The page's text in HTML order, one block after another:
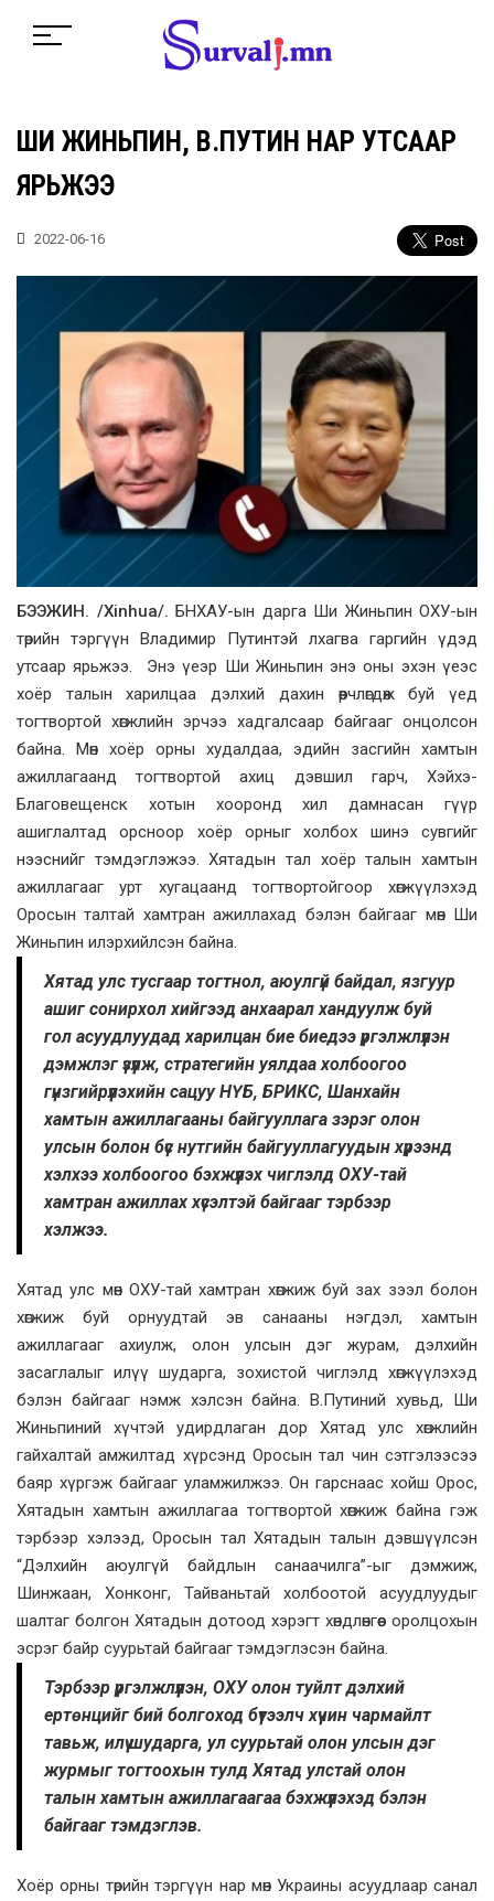
ШИ ЖИНЬПИН, В.ПУТИН НАР УТСААР
ЯРЬЖЭЭ
2022-06-16
БЭЭЖИН. /Xinhua/. БНХАУ-ын дарга Ши Жиньпин ОХУ-ын
төрийн тэргүүн Владимир Путинтэй лхагва гаргийн үдэд
утсаар ярьжээ. Энэ үеэр Ши Жиньпин энэ оны эхэн үеэс
хоёр талын харилцаа дэлхий дахин өөрчлөгдөж буй үед
тогтвортой хөгжлийн эрчээ хадгалсаар байгааг онцолсон
байна. Мөн хоёр орны худалдаа, эдийн засгийн хамтын
ажиллагаанд тогтвортой ахиц дэвшил гарч, Хэйхэ-
Благовещенск хотын хооронд хил дамнасан гүүр
ашиглалтад орсноор хоёр орныг холбох шинэ сувгийг
нээснийг тэмдэглэжээ. Хятадын тал хоёр талын хамтын
ажиллагааг урт хугацаанд тогтвортойгоор хөгжүүлэхэд
Оросын талтай хамтран ажиллахад бэлэн байгааг мөн Ши
Жиньпин илэрхийлсэн байна.
Хятад улс тусгаар тогтнол, аюулгүй байдал, язгуур
ашиг сонирхол хийгээд анхаарал хандуулж буй
гол асуудлуудад харилцан бие биедээ үргэлжлүүлэн
дэмжлэг үзүүлж, стратегийн уялдаа холбоогоо
гүнзгийрүүлэхийн сацуу НҮБ, БРИКС, Шанхайн
хамтын ажиллагааны байгууллага зэрэг олон
улсын болон бүс нутгийн байгууллагуудын хүрээнд
хэлхээ холбоогоо бэхжүүлэх чиглэлд ОХУ-тай
хамтран ажиллах хүсэлтэй байгааг тэрбээр
хэлжээ.
Хятад улс мөн ОХУ-тай хамтран хөгжиж буй зах зээл болон
хөгжиж буй орнуудтай эв санааны нэгдэл, хамтын
ажиллагааг ахиулж, олон улсын дэг журам, дэлхийн
засаглалыг илүү шударга, зохистой чиглэлд хөгжүүлэхэд
бэлэн байгааг нэмж хэлсэн байна. В.Путиний хувьд, Ши
Жиньпиний хүчтэй удирдлаган дор Хятад улс хөгжлийн
гайхалтай амжилтад хүрсэнд Оросын тал чин сэтгэлээсээ
баяр хүргэж байгааг уламжилжээ. Он гарснаас хойш Орос,
Хятадын хамтын ажиллагаа тогтвортой хөгжиж байна гэж
тэрбээр хэлээд, Оросын тал Хятадын талын дэвшүүлсэн
“Дэлхийн аюулгүй байдлын санаачилга”-ыг дэмжиж,
Шинжаан, Хонконг, Тайваньтай холбоотой асуудлуудыг
шалтаг болгон Хятадын дотоод хэрэгт хөндлөнгөөс оролцохын
эсрэг байр суурьтай байгааг тэмдэглэсэн байна.
Тэрбээр үргэлжлүүлэн, ОХУ олон туйлт дэлхий
ертөнцийг бий болгоход бүтээлч хүчин чармайлт
тавьж, илүү шударга, ул суурьтай олон улсын дэг
журмыг тогтоохын тулд Хятад улстай олон
талын хамтын ажиллагаагаа бэхжүүлэхэд бэлэн
байгааг тэмдэглэв.
Хоёр орны төрийн тэргүүн нар мөн Украины асуудлаар санал